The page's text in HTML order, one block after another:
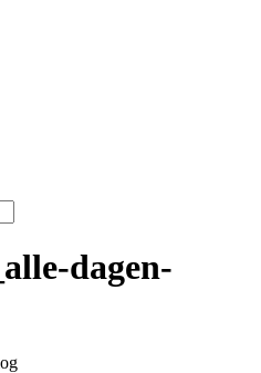
dagen-